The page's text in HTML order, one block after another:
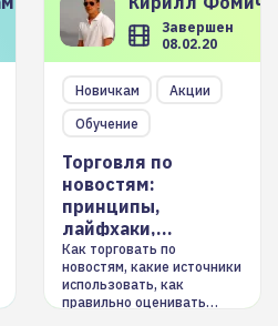
Завершен
08.02.20
Новичкам
Акции
Обучение
Торговля по
новостям:
принципы,
лайфхаки,
инструменты
Как торговать по
новостям, какие источники
использовать, как
правильно оценивать